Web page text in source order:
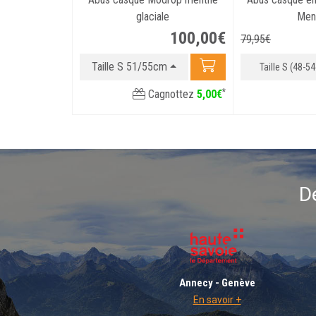
glaciale
100,00€
Taille S 51/55cm
Cagnottez 5,00€*
79,95€
Taille S (48-
Annecy - Genève
En savoir +